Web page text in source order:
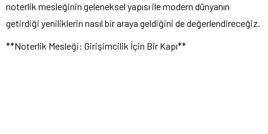
noterlik mesleğinin geleneksel yapısı ile modern dünyanın
getirdiği yeniliklerin nasıl bir araya geldiğini de değerlendireceğiz.
**Noterlik Mesleği: Girişimcilik İçin Bir Kapı**